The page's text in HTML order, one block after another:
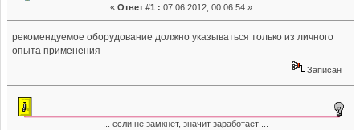
« Ответ #1 : 07.06.2012, 00:06:54 »
рекомендуемое оборудование должно указываться только из личного
опыта применения
Записан
... если не замкнет, значит заработает ...